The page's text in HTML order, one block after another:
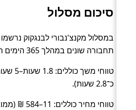
סיכום מסלול
תחבורה שונים במהלך 365 הימים האחרונים.
טווחי
כ־2.8 שעות).